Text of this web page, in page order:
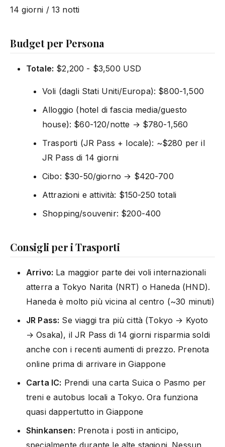
14 giorni / 13 notti
Budget per Persona
Totale: $2,200 - $3,500 USD
Voli (dagli Stati Uniti/Europa): $800-1,500
Alloggio (hotel di fascia media/guesto
house): $60-120/notte → $780-1,560
Trasporti (JR Pass + locale): ~$280 per il
JR Pass di 14 giorni
Cibo: $30-50/giorno → $420-700
Attrazioni e attività: $150-250 totali
Shopping/souvenir: $200-400
Consigli per i Trasporti
Arrivo: La maggior parte dei voli internazionali
atterra a Tokyo Narita (NRT) o Haneda (HND).
Haneda è molto più vicina al centro (~30 minuti)
JR Pass: Se viaggi tra più città (Tokyo → Kyoto
→ Osaka), il JR Pass di 14 giorni risparmia soldi
anche con i recenti aumenti di prezzo. Prenota
online prima di arrivare in Giappone
Carta IC: Prendi una carta Suica o Pasmo per
treni e autobus locali a Tokyo. Ora funziona
quasi dappertutto in Giappone
Shinkansen: Prenota i posti in anticipo,